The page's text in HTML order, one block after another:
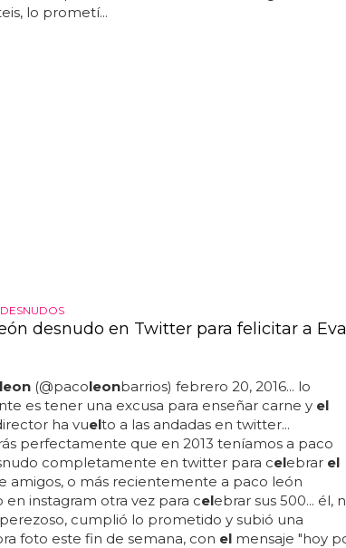
lo prometí...
desnudo en Twitter para felicitar a Eva
leon(@pacoleonbarrios) febrero 20, 2016... lo
es tener una excusa para enseñar carne y el
ha vuelto a las andadas en twitter...
perfectamente que en 2013 teníamos a paco
completamente en twitter para celebrar el
amigos, o más recientemente a paco león
en instagram otra vez para celebrar sus 500... él,
cumplió lo prometido y subió una
foto este fin de semana, con elmensaje "hoy